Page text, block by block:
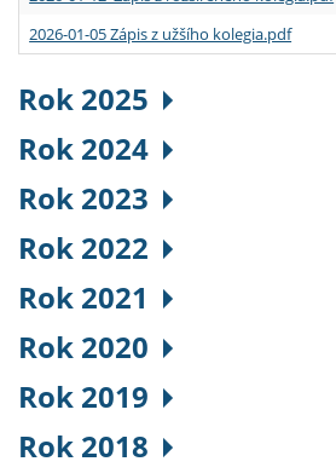
2026-01-05 Zápis z užšího kolegia.pdf
Rok 2025
Rok 2024
Rok 2023
Rok 2022
Rok 2021
Rok 2020
Rok 2019
Rok 2018